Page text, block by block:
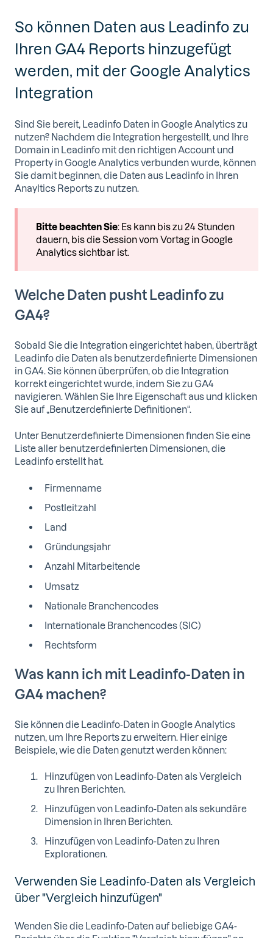
So können Daten aus Leadinfo zu
Ihren GA4 Reports hinzugefügt
werden, mit der Google Analytics
Integration
Sind Sie bereit, Leadinfo Daten in Google Analytics zu
nutzen? Nachdem die Integration hergestellt, und Ihre
Domain in Leadinfo mit den richtigen Account und
Property in Google Analytics verbunden wurde, können
Sie damit beginnen, die Daten aus Leadinfo in Ihren
Anayltics Reports zu nutzen.
Bitte beachten Sie: Es kann bis zu 24 Stunden
dauern, bis die Session vom Vortag in Google
Analytics sichtbar ist.
Welche Daten pusht Leadinfo zu
GA4?
Sobald Sie die Integration eingerichtet haben, überträgt
Leadinfo die Daten als benutzerdefinierte Dimensionen
in GA4. Sie können überprüfen, ob die Integration
korrekt eingerichtet wurde, indem Sie zu GA4
navigieren. Wählen Sie Ihre Eigenschaft aus und klicken
Sie auf „Benutzerdefinierte Definitionen“.
Unter Benutzerdefinierte Dimensionen finden Sie eine
Liste aller benutzerdefinierten Dimensionen, die
Leadinfo erstellt hat.
Firmenname
Postleitzahl
Land
Gründungsjahr
Anzahl Mitarbeitende
Umsatz
Nationale Branchencodes
Internationale Branchencodes (SIC)
Rechtsform
Was kann ich mit Leadinfo-Daten in
GA4 machen?
Sie können die Leadinfo-Daten in Google Analytics
nutzen, um Ihre Reports zu erweitern. Hier einige
Beispiele, wie die Daten genutzt werden können:
Hinzufügen von Leadinfo-Daten als Vergleich
zu Ihren Berichten.
Hinzufügen von Leadinfo-Daten als sekundäre
Dimension in Ihren Berichten.
Hinzufügen von Leadinfo-Daten zu Ihren
Explorationen.
Verwenden Sie Leadinfo-Daten als Vergleich
über "Vergleich hinzufügen"
Wenden Sie die Leadinfo-Daten auf beliebige GA4-